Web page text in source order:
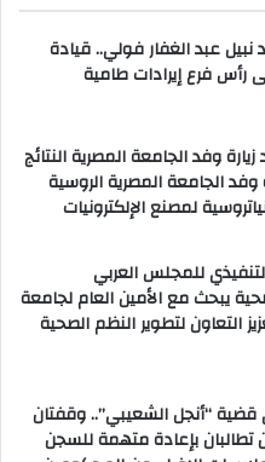
عبد الغفار فولي.. قيادة
رأس فرع إيرادات طامية
زيارة وفد الجامعة المصرية النتائج
وفد الجامعة المصرية الروسية
لمصنع الإلكترونيات
للمجلس العربي
يبحث مع الأمين العام لجامعة
التعاون لتطوير النظم الصحية
“أنجل الشعيبي”.. وقفتان
تطالبان بإعادة متهمة للسجن